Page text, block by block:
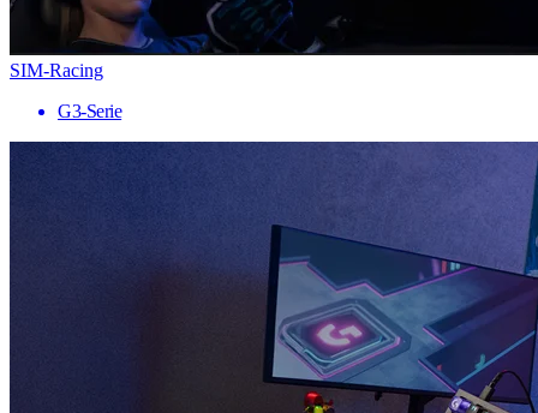
SIM-Racing
G3-Serie